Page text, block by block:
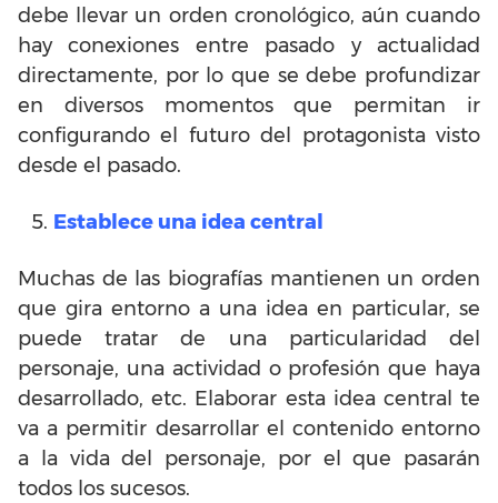
debe llevar un orden cronológico, aún cuando
hay conexiones entre pasado y actualidad
directamente, por lo que se debe profundizar
en diversos momentos que permitan ir
configurando el futuro del protagonista visto
desde el pasado.
Establece una idea central
Muchas de las biografías mantienen un orden
que gira entorno a una idea en particular, se
puede tratar de una particularidad del
personaje, una actividad o profesión que haya
desarrollado, etc. Elaborar esta idea central te
va a permitir desarrollar el contenido entorno
a la vida del personaje, por el que pasarán
todos los sucesos.